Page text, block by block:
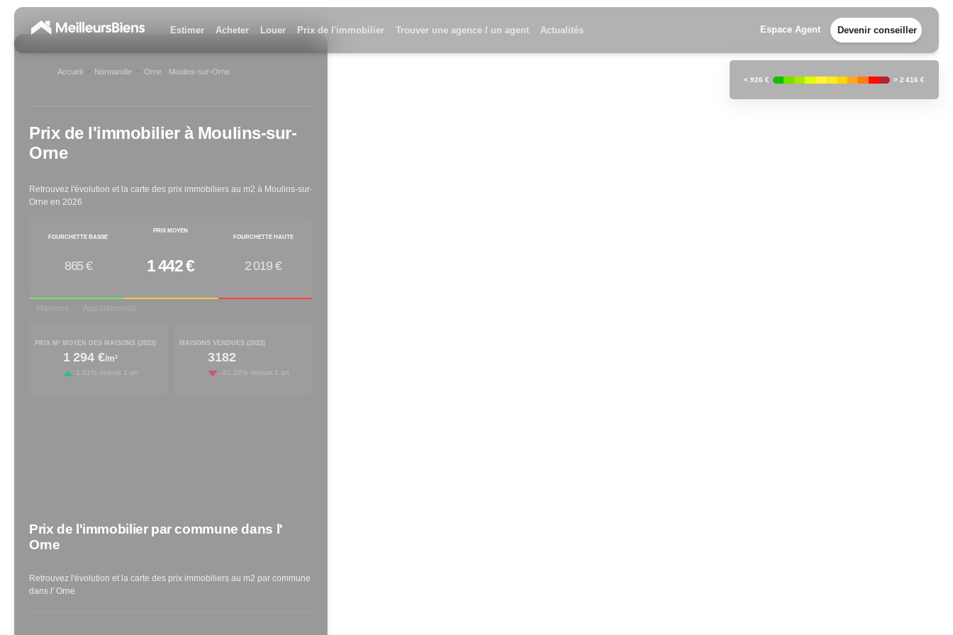
Estimer Acheter Louer Prix de l'immobilier Trouver une agence / un agent Actualités Espace Agent Devenir conseiller
Accueil > Normandie > Orne Moulins-sur-Orne
Prix de l'immobilier à Moulins-sur-
Orne
Retrouvez l'évolution et la carte des prix immobiliers au m2 à Moulins-sur-
Orne en 2026
FOURCHETTE BASSE
865 €
PRIX MOYEN
1 442 €
FOURCHETTE HAUTE
2 019 €
Maisons Appartements
PRIX M² MOYEN DES MAISONS (2023)
1 294 €/m²
increased by
1.81 % depuis 1 an
MAISONS VENDUES (2023)
3182
decreased by
-21.28% depuis 1 an
Prix de l'immobilier par commune dans l'
Orne
Retrouvez l'évolution et la carte des prix immobiliers au m2 par commune
dans l' Orne
< 926 € > 2 416 €